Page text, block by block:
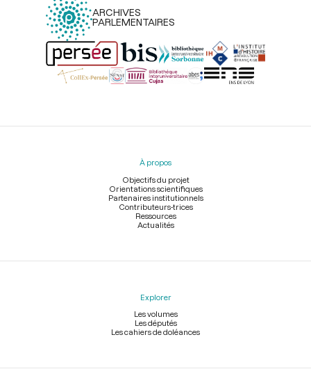
ARCHIVES
PARLEMENTAIRES
Menu
À propos
Objectifs du projet
Orientations scientifiques
Partenaires institutionnels
Contributeurs-trices
Ressources
Actualités
Explorer
Les volumes
Les députés
Les cahiers de doléances